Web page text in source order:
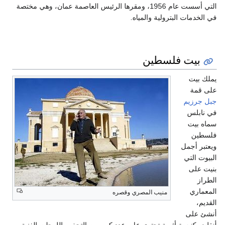
التي أسست عام 1956، ومقرها الرئيس العاصمة عمان، وهي مختصة
في الخدمات البترولية والمياه.
بيت فلسطين
منيب المصري وقصره
يملك بيت
على قمة
جبل جرزيم
في نابلس
سماه بيت
فلسطين
ويعتبر أجمل
البيوت التي
بنيت على
الطراز
المعماري
القديم،
أنشئ على